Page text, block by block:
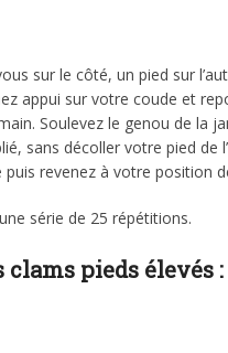
sur le côté, un pied sur
appui sur votre coude et
Soulevez le genou de la
sans décoller votre pied de
puis revenez à votre position
série de 25 répétitions.
clams pieds élevés :